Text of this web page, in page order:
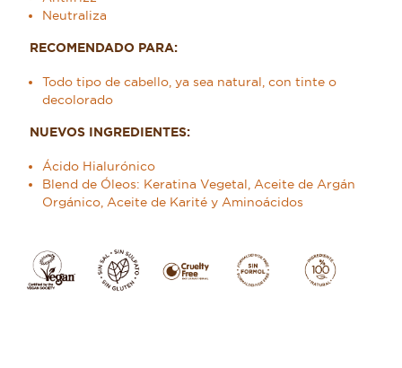
Neutraliza
RECOMENDADO PARA:
Todo tipo de cabello, ya sea natural, con tinte o
decolorado
NUEVOS INGREDIENTES:
Ácido Hialurónico
Blend de Óleos: Keratina Vegetal, Aceite de Argán
Orgánico, Aceite de Karité y Aminoácidos